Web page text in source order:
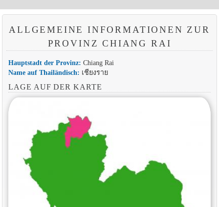
ALLGEMEINE INFORMATIONEN ZUR
PROVINZ CHIANG RAI
Hauptstadt der Provinz: Chiang Rai
Name auf Thailändisch: เชียงราย
LAGE AUF DER KARTE